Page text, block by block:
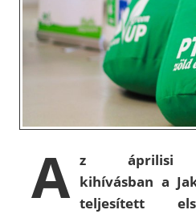
A z áprilisi
kihívásban a
teljesített